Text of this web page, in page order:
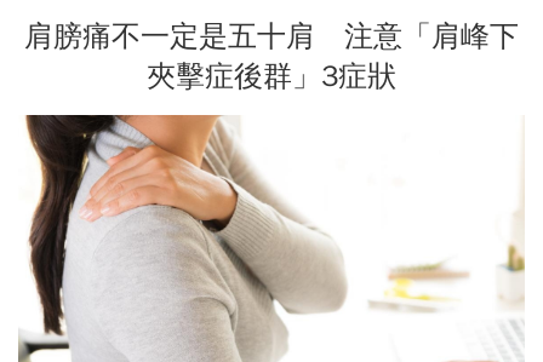
肩膀痛不一定是五十肩 注意「肩峰下
夾擊症後群」3症狀